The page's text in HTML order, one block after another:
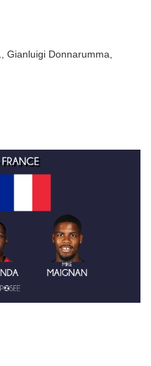
Gianluigi Donnarumma